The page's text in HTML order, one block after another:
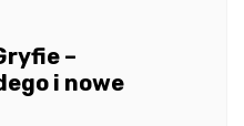
–
i nowe